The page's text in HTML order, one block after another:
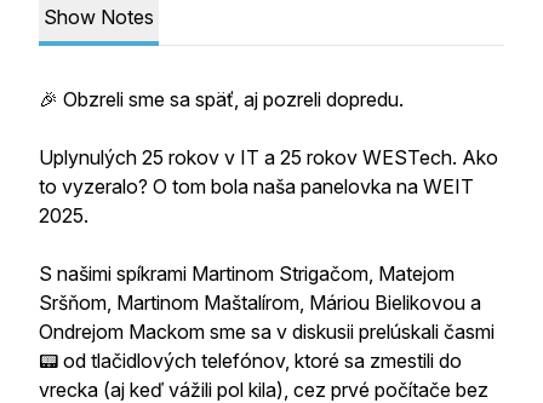
Show Notes
🎉 Obzreli sme sa späť, aj pozreli dopredu.
Uplynulých 25 rokov v IT a 25 rokov WESTech. Ako
to vyzeralo? O tom bola naša panelovka na WEIT
2025.
S našimi spíkrami Martinom Strigačom, Matejom
Sršňom, Martinom Maštalírom, Máriou Bielikovou a
Ondrejom Mackom sme sa v diskusii prelúskali časmi
📟 od tlačidlových telefónov, ktoré sa zmestili do
vrecka (aj keď vážili pol kila), cez prvé počítače bez